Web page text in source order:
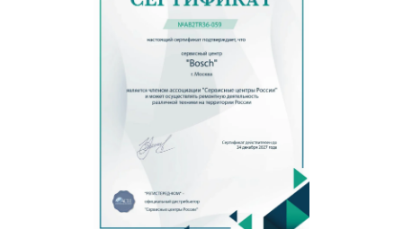
Bosch HSG223155R